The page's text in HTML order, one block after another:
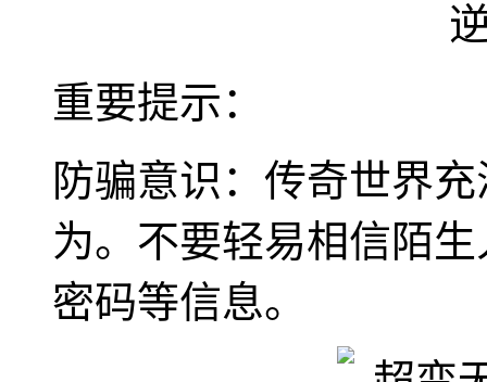
重要提示：
防骗意识：传奇世界
为。不要轻易相信陌
密码等信息。